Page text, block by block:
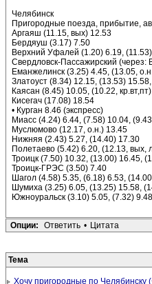
Челябинск
Пригородные поезда, прибытие,
Аргаяш (11.15, вых) 12.53
Бердяуш (3.17) 7.50
Верхний Уфалей (1.20) 6.19,
Свердловск-Пассажирский (через:
Еманжелинск (3.25) 4.45, (13.05,
Златоуст (8.34) 12.15, (13.53)
Каясан (8.45) 10.05, (10.22,
Кисегач (17.08) 18.54
• Курган 8.46 (экспресс)
Миасс (4.24) 6.44, (7.58) 10.04,
Муслюмово (12.17, о.н.) 13.45
Нижняя (2.43) 5.27, (14.40) 17.30
Полетаево (5.42) 6.20, (12.13, вых,
Троицк (7.50) 10.32, (13.00) 16.45,
Троицк-ГРЭС (3.50) 7.40
Шагол (4.58) 5.35, (6.18) 6.53,
Шумиха (3.25) 6.05, (13.25) 15.58,
Южноуральск (3.10) 5.05, (7.32)
Опции: Ответить • Цитата
Тема
Хочу пригородные по Челябинску